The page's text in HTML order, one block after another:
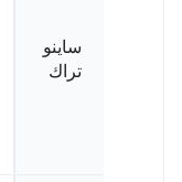
ساينو
تراك